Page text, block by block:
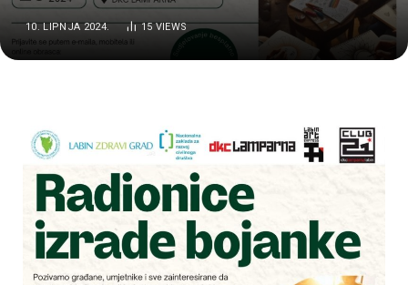
10. LIPNJA 2024. 15VIEWS